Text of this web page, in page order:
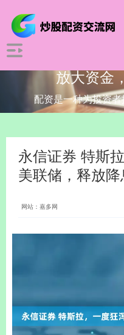
放大资金
配资是一种为投资
永信证券 特斯
美联储，释放
网站：嘉多网